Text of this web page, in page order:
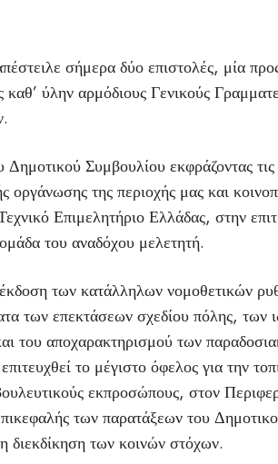
σήμερα δύο επιστολές, μία
καθ’ ύλην αρμόδιους Γενικούς
Συμβουλίου εκφράζοντας τις
της περιοχής μας και
Επιμελητήριο Ελλάδας, στην
του αναδόχου μελετητή.
των κατάλληλων νομοθετικών
των επεκτάσεων σχεδίου πόλης, των
του αποχαρακτηρισμού των
το μέγιστο όφελος για την
εκπροσώπους, στον
των παρατάξεων του
διεκδίκηση των κοινών στόχων.